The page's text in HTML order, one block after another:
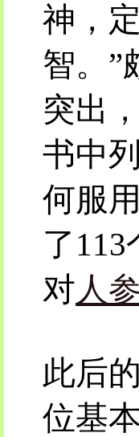
神，
智。”
突出
书中
何服用
了
对人参
此后
位基